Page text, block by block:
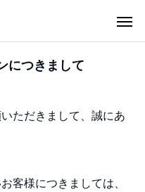
につきまして
ただきまして、誠にあ
客様につきましては、